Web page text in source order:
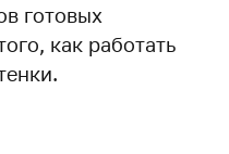
готовых
как работать